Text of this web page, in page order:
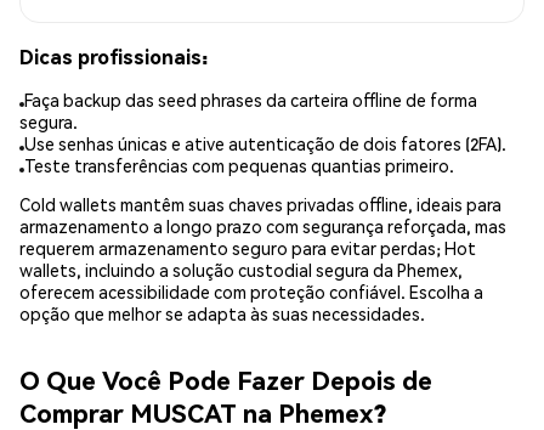
Dicas profissionais:
Faça backup das seed phrases da carteira offline de forma
segura.
Use senhas únicas e ative autenticação de dois fatores (2FA).
Teste transferências com pequenas quantias primeiro.
Cold wallets mantêm suas chaves privadas offline, ideais para
armazenamento a longo prazo com segurança reforçada, mas
requerem armazenamento seguro para evitar perdas; Hot
wallets, incluindo a solução custodial segura da Phemex,
oferecem acessibilidade com proteção confiável. Escolha a
opção que melhor se adapta às suas necessidades.
O Que Você Pode Fazer Depois de
Comprar MUSCAT na Phemex?